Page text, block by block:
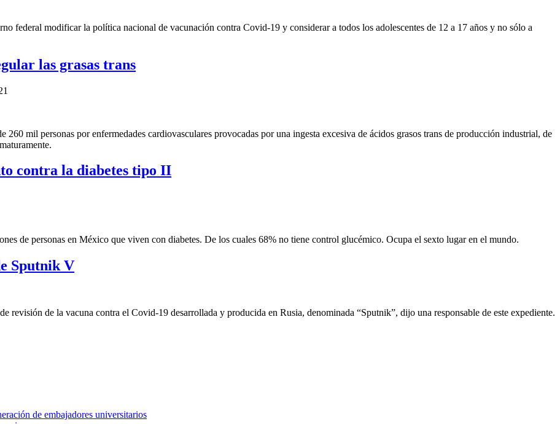
federal modificar la política nacional de vacunación contra Covid-19 y considerar a todos los adolescentes de 12 a 17 años y no sólo a
las grasas trans
mil personas por enfermedades cardiovasculares provocadas por una ingesta excesiva de ácidos grasos trans de producción industrial, de
contra la diabetes tipo II
de personas en México que viven con diabetes. De los cuales 68% no tiene control glucémico. Ocupa el sexto lugar en el mundo.
Sputnik V
revisión de la vacuna contra el Covid-19 desarrollada y producida en Rusia, denominada “Sputnik”, dijo una responsable de este expediente.
de embajadores universitarios